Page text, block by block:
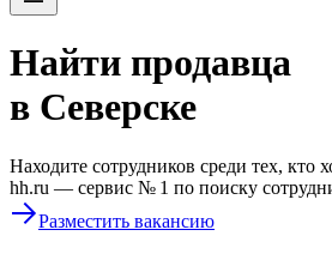
Найти продавца
в Северске
Находите сотрудников среди тех, кто
hh.ru — сервис № 1 по поиску
Разместить вакансию